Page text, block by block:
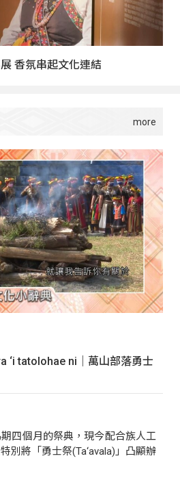
香氛串起文化連結
‘i tatolohae ni｜萬山部落勇士
四個月的祭典，現今配合族人工
別將「勇士祭(Ta‘avala)」凸顯辦